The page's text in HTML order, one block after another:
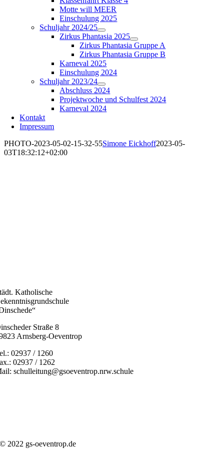
Motte will MEER
Einschulung 2025
Schuljahr 2024/25
Zirkus Phantasia 2025
Zirkus Phantasia Gruppe A
Zirkus Phantasia Gruppe B
Karneval 2025
Einschulung 2024
Schuljahr 2023/24
Abschluss 2024
Projektwoche und Schulfest 2024
Karneval 2024
Kontakt
Impressum
PHOTO-2023-05-02-15-32-55Simone Eickhoff2023-05-
03T18:32:12+02:00
Katholische
Straße 8
Arnsberg-Oeventrop
02937 / 1260
02937 / 1262
schulleitung@gsoeventrop.nrw.schule
© 2022 gs-oeventrop.de